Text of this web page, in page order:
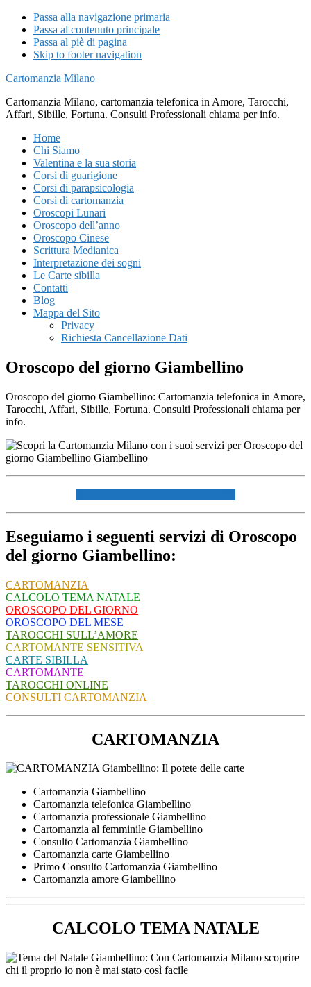
Passa alla navigazione primaria
Passa al contenuto principale
Passa al piè di pagina
Skip to footer navigation
Cartomanzia Milano
Cartomanzia Milano, cartomanzia telefonica in Amore, Tarocchi,
Affari, Sibille, Fortuna. Consulti Professionali chiama per info.
Home
Chi Siamo
Valentina e la sua storia
Corsi di guarigione
Corsi di parapsicologia
Corsi di cartomanzia
Oroscopi Lunari
Oroscopo dell’anno
Oroscopo Cinese
Scrittura Medianica
Interpretazione dei sogni
Le Carte sibilla
Contatti
Blog
Mappa del Sito
Privacy
Richiesta Cancellazione Dati
Oroscopo del giorno Giambellino
Oroscopo del giorno Giambellino: Cartomanzia telefonica in Amore,
Tarocchi, Affari, Sibille, Fortuna. Consulti Professionali chiama per
info.
Eseguiamo i seguenti servizi di Oroscopo
del giorno Giambellino:
CARTOMANZIA
CALCOLO TEMA NATALE
OROSCOPO DEL GIORNO
OROSCOPO DEL MESE
TAROCCHI SULL’AMORE
CARTOMANTE SENSITIVA
CARTE SIBILLA
CARTOMANTE
TAROCCHI ONLINE
CONSULTI CARTOMANZIA
CARTOMANZIA
Cartomanzia Giambellino
Cartomanzia telefonica Giambellino
Cartomanzia professionale Giambellino
Cartomanzia al femminile Giambellino
Consulto Cartomanzia Giambellino
Cartomanzia carte Giambellino
Primo Consulto Cartomanzia Giambellino
Cartomanzia amore Giambellino
CALCOLO TEMA NATALE